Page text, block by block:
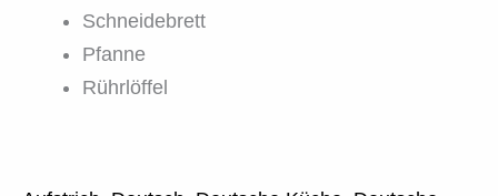
Schneidebrett
Pfanne
Rührlöffel